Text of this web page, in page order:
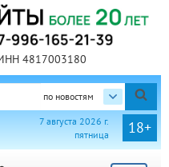
4817003180
по новостям
18+
7 августа 2026 г.
пятница